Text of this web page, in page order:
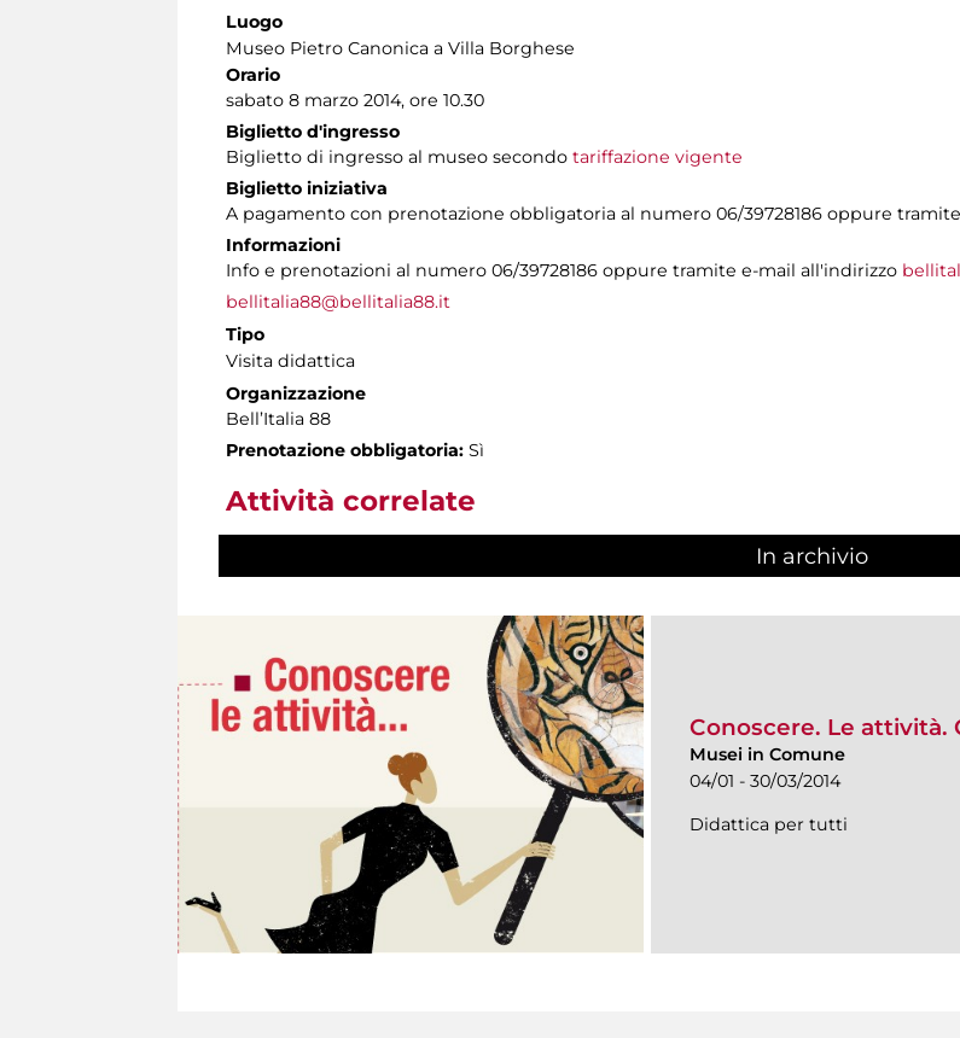
Luogo
Museo Pietro Canonica a Villa Borghese
Orario
sabato 8 marzo 2014, ore 10.30
Biglietto d'ingresso
Biglietto di ingresso al museo secondo tariffazione vigente
Biglietto iniziativa
A pagamento con prenotazione obbligatoria al numero 06/39728186 oppure
Informazioni
Info e prenotazioni al numero 06/39728186 oppure tramite e-mail all'indirizzo
bellitalia88@bellitalia88.it
Tipo
Visita didattica
Organizzazione
Bell’Italia 88
Prenotazione obbligatoria: Sì
Attività correlate
In archivio
Conoscere. Le attività.
Musei in Comune
04/01 - 30/03/2014
Didattica per tutti